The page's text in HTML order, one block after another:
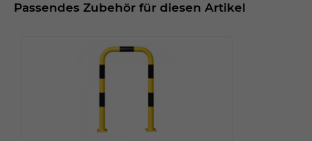
Passendes Zubehör für diesen Artikel